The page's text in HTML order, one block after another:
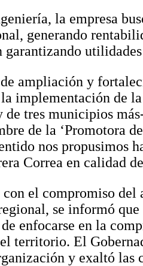
la empresa
generando
ampliación y
implementación de
tres municipios
de la ‘Promotora
nos propusimos
Correa en calidad
el compromiso del
se informó que
de enfocarse en la
territorio. El
y exaltó las